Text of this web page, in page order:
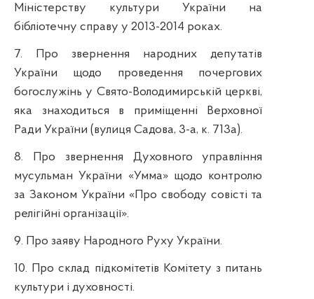
Міністерству культури України на
бібліотечну справу у 2013-2014 роках.
7. Про звернення народних депутатів
України щодо проведення почергових
богослужінь у Свято-Володимирській церкві,
яка знаходиться в приміщенні Верховної
Ради України (вулиця Садова, 3-а, к. 713а).
8. Про звернення Духовного управління
мусульман України «Умма» щодо контролю
за Законом України «Про свободу совісті та
релігійні організації».
9. Про заяву Народного Руху України.
10. Про склад підкомітетів Комітету з питань
культури і духовності.